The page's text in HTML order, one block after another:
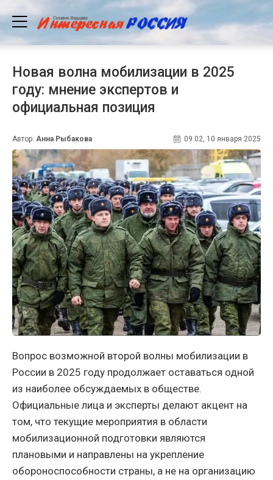
Новая волна мобилизации в 2025
году: мнение экспертов и
официальная позиция
Автор: Анна Рыбакова 09:02, 10 января 2025
Вопрос возможной второй волны мобилизации в
России в 2025 году продолжает оставаться одной
из наиболее обсуждаемых в обществе.
Официальные лица и эксперты делают акцент на
том, что текущие мероприятия в области
мобилизационной подготовки являются
плановыми и направлены на укрепление
обороноспособности страны, а не на организацию